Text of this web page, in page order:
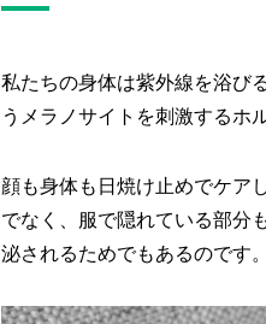
私たちの身体は紫外線を浴び
うメラノサイトを刺激するホ
顔も身体も日焼け止めでケア
でなく、服で隠れている部分
泌されるためでもあるのです。